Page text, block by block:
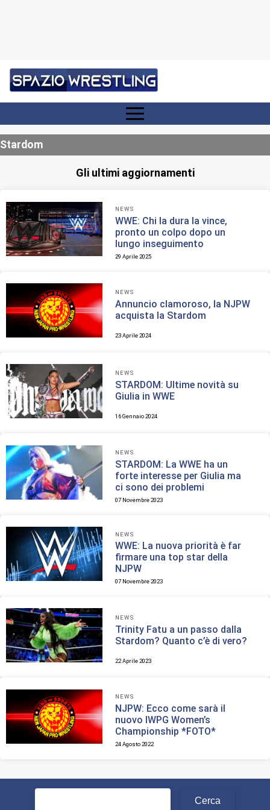
Stardom
Gli ultimi aggiornamenti
NEWS
WWE: Chi la dura la vince,
pronto un colpo dopo un
lungo inseguimento
29 Aprile 2025
NEWS
Annuncio clamoroso, la NJPW
acquista la Stardom
23 Aprile 2024
NEWS
STARDOM: Ultime novità su
Giulia in WWE
16 Gennaio 2024
NEWS
STARDOM: La WWE ha un
forte interesse per Giulia ma
ci sono dei problemi
07 Novembre 2023
NEWS
WWE: La nuova priorità è far
firmare una top star della
NJPW
07 Novembre 2023
NEWS
Trinity Fatu a un passo dalla
Stardom? Quanto c’è di vero?
22 Aprile 2023
NEWS
NJPW: Ecco come sarà il
nuovo IWPG Women’s
Championship *FOTO*
24 Agosto 2022